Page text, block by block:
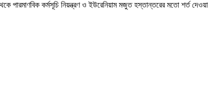
পারমাণবিক কর্মসূচি নিয়ন্ত্রণ ও ইউরেনিয়াম মজুত হস্তান্তরের মতো শর্ত দেওয়া